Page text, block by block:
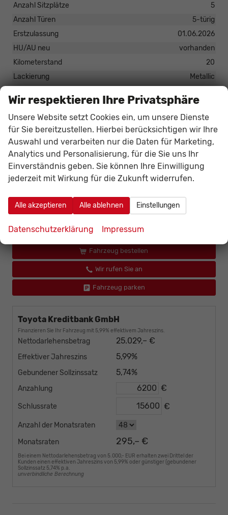
Anzahl Sitzplätze
5
Anzahl Türen
5-türig
Erstzulassung
01.06.2026
HU/AU neu
vorhanden
Kilometerstand
20
Lackierung
Metallic
Nichtraucher-Fahrzeug
vorhanden
Polsterung
Stoff
Tageszulassung
vorhanden
unfallfrei
Zustand, Beschaffenheit
Scheckheftgepflegt
Zustand, Fahrfähigkeit
fahrtauglich
Gesamtpreis 31.229,– €
incl. 19% MwSt., den Kosten für Überführung und Zulassungspapieren
Fahrzeug bestellen
Wir rufen Sie an
Fahrzeug parken
Toyota Kreditbank GmbH
Finanzieren Sie Ihr Fahrzeug mit 5,99% effektivem Jahreszins.
Nettodarlehensbetrag 25.029,– €
Effektiver Jahreszins 5,99%
Gebundener Sollzinssatz 5,74%
Anzahlung €
Schlussrate €
Anzahl der Monatsraten
Monatsraten
295,– €
Bei einem Nettodarlehensbetrag von 5.000,- EUR erhalten zwei Drittel der
Kunden einen effektiven Jahreszins von 5,99% oder günstiger (gebundener
Sollzinssatz 5,74% p.a.
unverbindliche Berechnung
Wir respektieren Ihre Privatsphäre
Unsere Website setzt Cookies ein, um unsere Dienste
für Sie bereitzustellen. Hierbei berücksichtigen wir Ihre
Auswahl und verarbeiten nur die Daten für Marketing,
Analytics und Personalisierung, für die Sie uns Ihr
Einverständnis geben. Sie können Ihre Einwilligung
jederzeit mit Wirkung für die Zukunft widerrufen.
Alle akzeptieren Alle ablehnen Einstellungen
Datenschutzerklärung Impressum